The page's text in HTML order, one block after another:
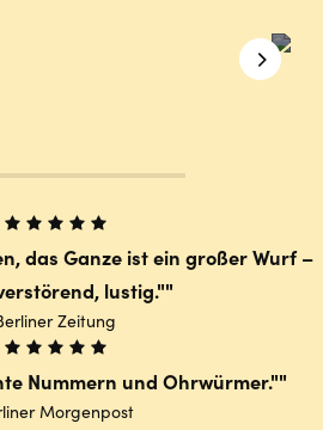
das Ganze ist ein großer Wurf –
lustig."
Zeitung
Nummern und Ohrwürmer."
Morgenpost